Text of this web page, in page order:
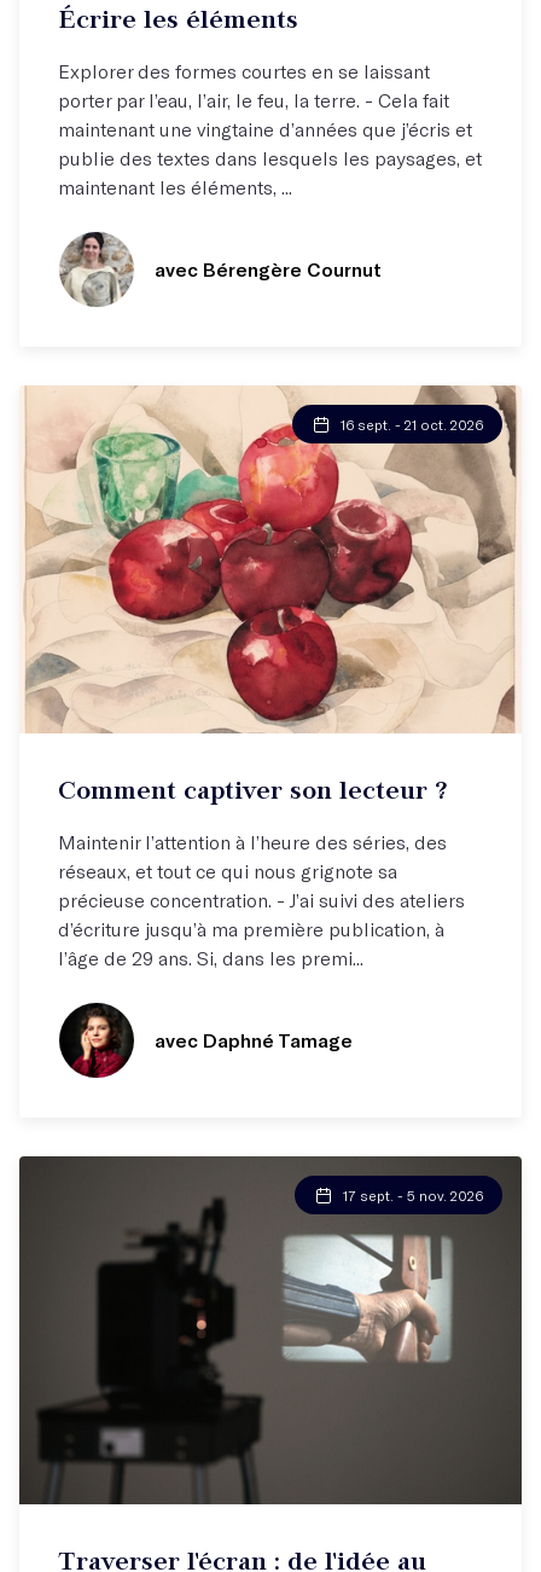
Écrire les éléments
Explorer des formes courtes en se laissant
porter par l’eau, l’air, le feu, la terre. - Cela fait
maintenant une vingtaine d’années que j’écris et
publie des textes dans lesquels les paysages, et
maintenant les éléments, ...
avec Bérengère Cournut
Retenir l'attention, tenir en haleine !
16 sept. - 21 oct. 2026
Comment captiver son lecteur ?
Maintenir l’attention à l’heure des séries, des
réseaux, et tout ce qui nous grignote sa
précieuse concentration. - J’ai suivi des ateliers
d’écriture jusqu’à ma première publication, à
l’âge de 29 ans. Si, dans les premi...
avec Daphné Tamage
Comprendre les rouages du scénario !
17 sept. - 5 nov. 2026
Traverser l'écran : de l'idée au